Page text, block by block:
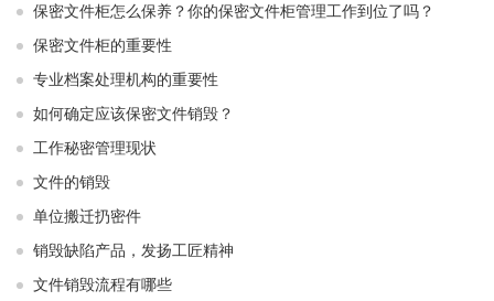
保密文件柜怎么保养？你的保密文件柜管理工作到位了吗？
保密文件柜的重要性
专业档案处理机构的重要性
如何确定应该保密文件销毁？
工作秘密管理现状
文件的销毁
单位搬迁扔密件
销毁缺陷产品，发扬工匠精神
文件销毁流程有哪些